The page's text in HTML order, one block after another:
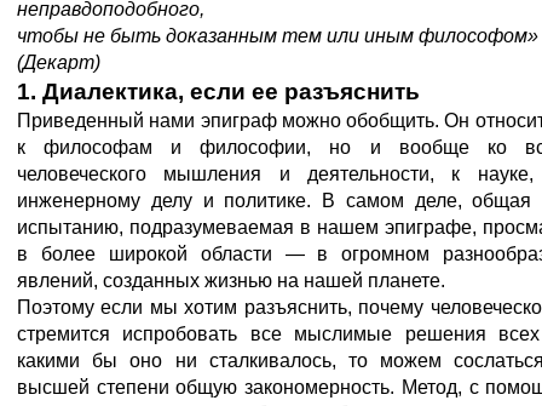
неправдоподобного,
чтобы не быть доказанным тем или иным философом»
(Декарт)
1. Диалектика, если ее разъяснить
Приведенный нами эпиграф можно обобщить. Он
к философам и философии, но и вообще ко
человеческого мышления и деятельности, к науке,
инженерному делу и политике. В самом деле, общая
испытанию, подразумеваемая в нашем эпиграфе,
в более широкой области — в огромном
явлений, созданных жизнью на нашей планете.
Поэтому если мы хотим разъяснить, почему
стремится испробовать все мыслимые решения
какими бы оно ни сталкивалось, то можем
высшей степени общую закономерность. Метод, с